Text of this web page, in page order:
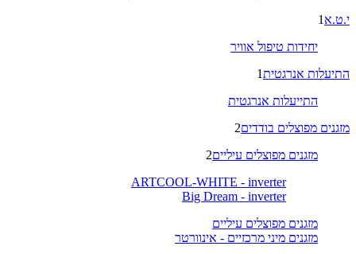
י.ט.א 1
יחידות טיפול אוויר
התיעלות אנרגטית1
התייעלות אנרגטית
מזגנים מפוצלים בודדים2
מזגנים מפוצלים עיליים2
ARTCOOL-WHITE - inverter
Big Dream - inverter
מזגנים מפוצלים עיליים
מזגנים מיני מרכזיים - אינוורטר